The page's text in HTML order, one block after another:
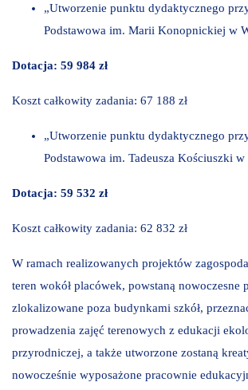
„Utworzenie punktu dydaktycznego
Podstawowa im. Marii Konopnickiej w
Dotacja: 59 984 zł
Koszt całkowity zadania: 67 188 zł
„Utworzenie punktu dydaktycznego
Podstawowa im. Tadeusza Kościuszki
Dotacja: 59 532 zł
Koszt całkowity zadania: 62 832 zł
W ramach realizowanych projektów
teren wokół placówek, powstaną nowoczesne
zlokalizowane poza budynkami szkół,
prowadzenia zajęć terenowych z edukacji
przyrodniczej, a także utworzone zostaną
nowocześnie wyposażone pracownie